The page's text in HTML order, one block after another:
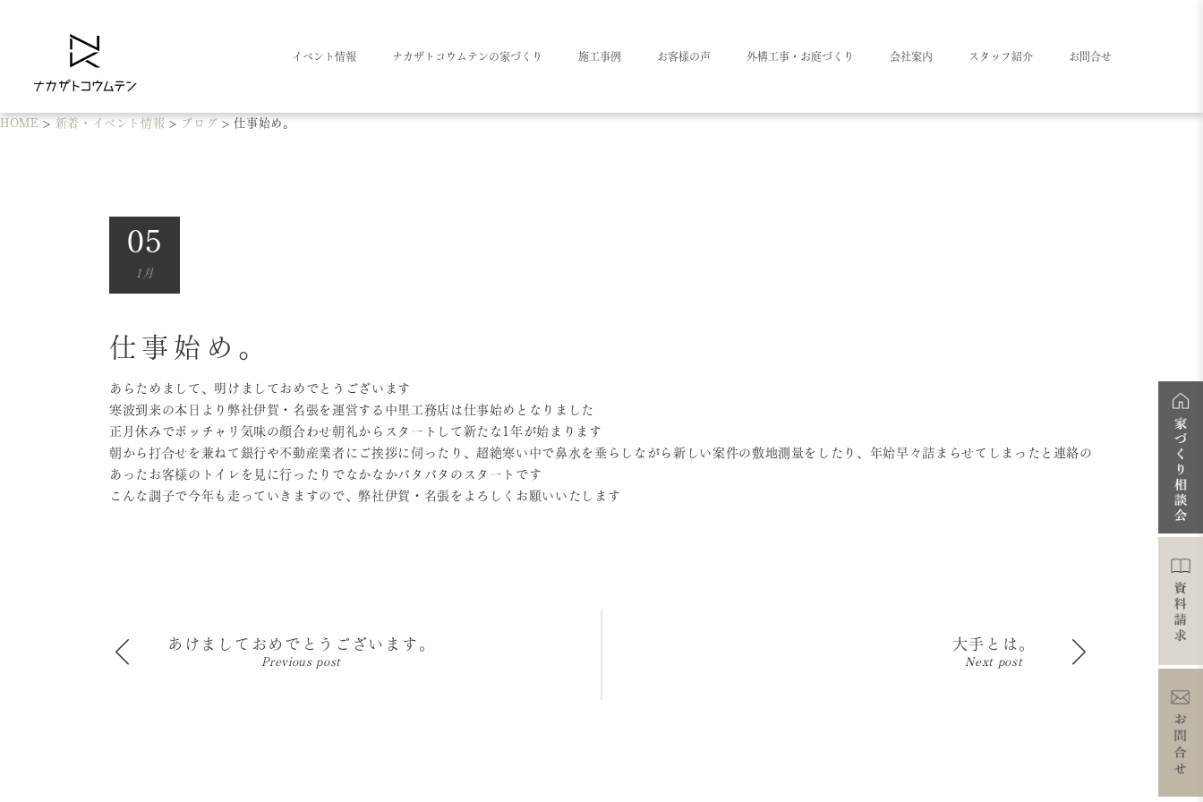
イベント情報 ナカザトコウムテンの家づくり 施工事例 お客様の声 外構工事・お庭づくり 会社案内 スタッフ紹介 お問合せ
HOME > 新着・イベント情報 > ブログ >仕事始め。
05
1月
仕事始め。
あらためまして、明けましておめでとうございます
寒波到来の本日より弊社伊賀・名張を運営する中里工務店は仕事始めとなりました
正月休みでポッチャリ気味の顔合わせ朝礼からスタートして新たな1年が始まります
朝から打合せを兼ねて銀行や不動産業者にご挨拶に伺ったり、超絶寒い中で鼻水を垂らしながら新しい案件の敷地測量をしたり、年始早々詰まらせてしまったと連絡の
あったお客様のトイレを見に行ったりでなかなかバタバタのスタートです
こんな調子で今年も走っていきますので、弊社伊賀・名張をよろしくお願いいたします
あけましておめでとうございます。
Previous post
大手とは。
Next post